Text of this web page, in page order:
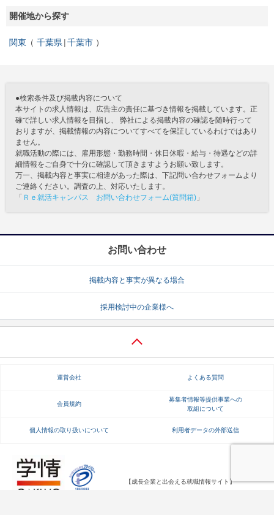
開催地から探す
関東 千葉県 千葉市
●検索条件及び掲載内容について
本サイトの求人情報は、広告主の責任に基づき情報を掲載しています。正
確で詳しい求人情報を目指し、 弊社による掲載内容の確認を随時行って
おりますが、掲載情報の内容についてすべてを保証しているわけではあり
ません。
就職活動の際には、雇用形態・勤務時間・休日休暇・給与・待遇などの詳
細情報をご自身で十分に確認して頂きますようお願い致します。
万一、掲載内容と事実に相違があった際は、下記問い合わせフォームより
ご連絡ください。調査の上、対応いたします。
「 Ｒｅ就活キャンパス お問い合わせフォーム(質問箱) 」
お問い合わせ
掲載内容と事実が異なる場合
採用検討中の企業様へ
運営会社 よくある質問
会員規約
募集者情報等提供事業への
取組について
個人情報の取り扱いについて 利用者データの外部送信
【成長企業と出会える就職情報サイト】